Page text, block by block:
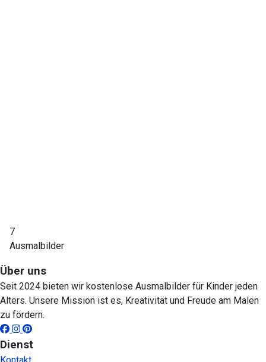
7
Ausmalbilder
Über uns
Seit 2024 bieten wir kostenlose Ausmalbilder für Kinder jeden
Alters. Unsere Mission ist es, Kreativität und Freude am Malen
zu fördern.
Dienst